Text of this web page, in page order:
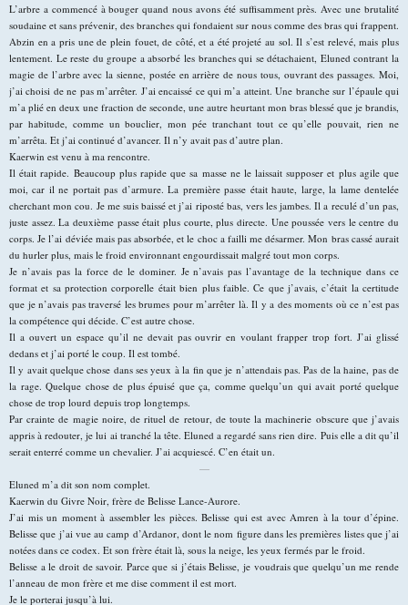
L’arbre a commencé à bouger quand nous avons été suffisamment près. Avec une brutalité
soudaine et sans prévenir, des branches qui fondaient sur nous comme des bras qui frappent.
Abzin en a pris une de plein fouet, de côté, et a été projeté au sol. Il s’est relevé, mais plus
lentement. Le reste du groupe a absorbé les branches qui se détachaient, Eluned contrant la
magie de l’arbre avec la sienne, postée en arrière de nous tous, ouvrant des passages. Moi,
j’ai choisi de ne pas m’arrêter. J’ai encaissé ce qui m’a atteint. Une branche sur l’épaule qui
m’a plié en deux une fraction de seconde, une autre heurtant mon bras blessé que je brandis,
par habitude, comme un bouclier, mon pée tranchant tout ce qu’elle pouvait, rien ne
m’arrêta. Et j’ai continué d’avancer. Il n’y avait pas d’autre plan.
Kaerwin est venu à ma rencontre.
Il était rapide. Beaucoup plus rapide que sa masse ne le laissait supposer et plus agile que
moi, car il ne portait pas d’armure. La première passe était haute, large, la lame dentelée
cherchant mon cou. Je me suis baissé et j’ai riposté bas, vers les jambes. Il a reculé d’un pas,
juste assez. La deuxième passe était plus courte, plus directe. Une poussée vers le centre du
corps. Je l’ai déviée mais pas absorbée, et le choc a failli me désarmer. Mon bras cassé aurait
du hurler plus, mais le froid environnant engourdissait malgré tout mon corps.
Je n’avais pas la force de le dominer. Je n’avais pas l’avantage de la technique dans ce
format et sa protection corporelle était bien plus faible. Ce que j’avais, c’était la certitude
que je n’avais pas traversé les brumes pour m’arrêter là. Il y a des moments où ce n’est pas
la compétence qui décide. C’est autre chose.
Il a ouvert un espace qu’il ne devait pas ouvrir en voulant frapper trop fort. J’ai glissé
dedans et j’ai porté le coup. Il est tombé.
Il y avait quelque chose dans ses yeux à la fin que je n’attendais pas. Pas de la haine, pas de
la rage. Quelque chose de plus épuisé que ça, comme quelqu’un qui avait porté quelque
chose de trop lourd depuis trop longtemps.
Par crainte de magie noire, de rituel de retour, de toute la machinerie obscure que j’avais
appris à redouter, je lui ai tranché la tête. Eluned a regardé sans rien dire. Puis elle a dit qu’il
serait enterré comme un chevalier. J’ai acquiescé. C’en était un.
—
Eluned m’a dit son nom complet.
Kaerwin du Givre Noir, frère de Belisse Lance-Aurore.
J’ai mis un moment à assembler les pièces. Belisse qui est avec Amren à la tour d’épine.
Belisse que j’ai vue au camp d’Ardanor, dont le nom figure dans les premières listes que j’ai
notées dans ce codex. Et son frère était là, sous la neige, les yeux fermés par le froid.
Belisse a le droit de savoir. Parce que si j’étais Belisse, je voudrais que quelqu’un me rende
l’anneau de mon frère et me dise comment il est mort.
Je le porterai jusqu’à lui.